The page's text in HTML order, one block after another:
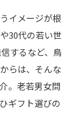
イメージが根
30代の若い世
するなど、鳥
らは、そんな
。老若男女問
ギフト選びの